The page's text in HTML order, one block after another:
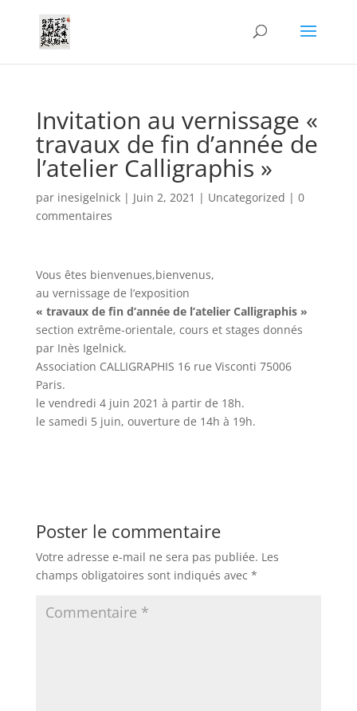
Invitation au vernissage «
travaux de fin d’année de
l’atelier Calligraphis »
par inesigelnick| Juin 2, 2021 | Uncategorized | 0
commentaires
Vous êtes bienvenues,bienvenus,
au vernissage de l’exposition
« travaux de fin d’année de l’atelier Calligraphis »
section extrême-orientale, cours et stages donnés
par Inès Igelnick.
Association CALLIGRAPHIS 16 rue Visconti 75006
Paris.
le vendredi 4 juin 2021 à partir de 18h.
le samedi 5 juin, ouverture de 14h à 19h.
Poster le commentaire
Votre adresse e-mail ne sera pas publiée. Les
champs obligatoires sont indiqués avec *